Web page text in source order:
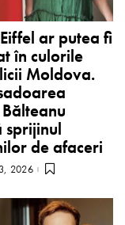
ar putea fi
în culorile
Moldova.
sprijinul
de afaceri
2026